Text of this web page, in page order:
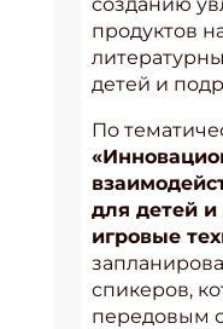
продуктов
детей и
По
для детей и
игровые
спикеров,
передовым